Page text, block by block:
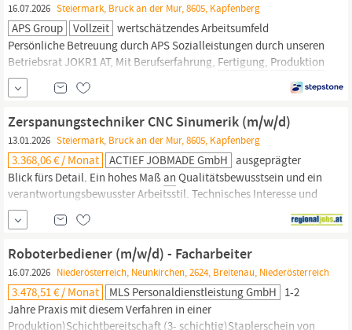
16.07.2026 Steiermark, Bruck an der Mur, 8605, Kapfenberg
APS Group Vollzeit wertschätzendes Arbeitsumfeld
Persönliche Betreuung durch APS Sozialleistungen durch unseren
Betriebsrat JOKR1 AT, Mit Berufserfahrung, Fertigung, Produktion
| Qualität & Sicherheit, Personaldienstleistungen, Feste
Anstellung, Vollzeit
Zerspanungstechniker CNC Sinumerik (m/w/d)
13.01.2026 Steiermark, Bruck an der Mur, 8605, Kapfenberg
3.368,06 € / Monat ACTIEF JOBMADE GmbH ausgeprägter
Blick fürs Detail. Ein hohes Maßan Qualitätsbewusstsein und ein
verantwortungsbewusster Arbeitsstil. Technisches Interesse und
Freude am Arbeiten mit modernen, hochpräzisen
Fertigungsanlagen.
Bereitschaft zur Schichtarbeit, in einem gut
strukturierten und planbaren Schichtsystem.
Aufgabenbeschreibung Bearbeitung...
Roboterbediener (m/w/d) - Facharbeiter
16.07.2026 Niederösterreich, Neunkirchen, 2624, Breitenau, Niederösterreich
3.478,51 € / Monat MLS Personaldienstleistung GmbH 1-2
Jahre Praxis mit diesem Verfahren in einer
Produktion)Schichtbereitschaft (3- schichtig)Staplerschein von